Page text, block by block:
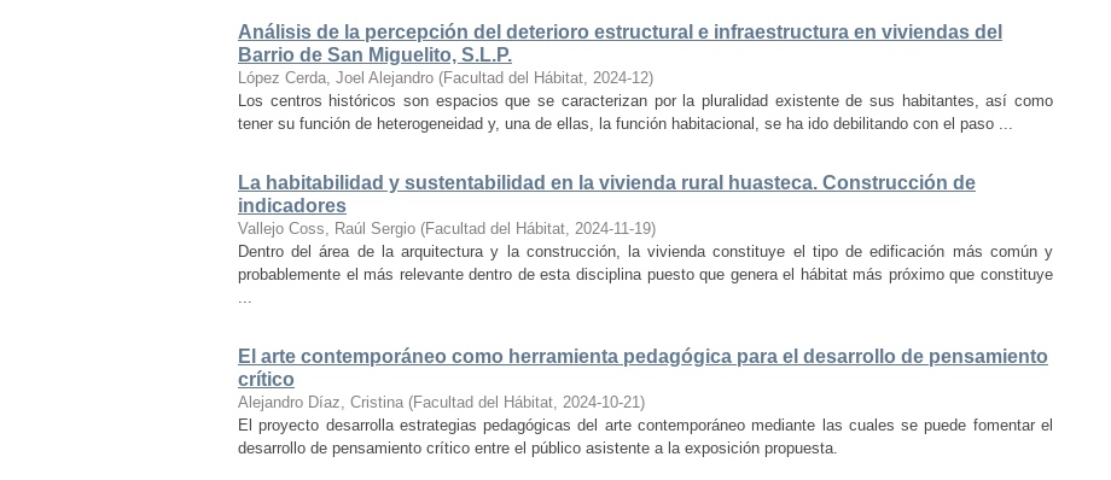
Análisis de la percepción del deterioro estructural e infraestructura en viviendas del
Barrio de San Miguelito, S.L.P.
López Cerda, Joel Alejandro (Facultad del Hábitat, 2024-12)
Los centros históricos son espacios que se caracterizan por la pluralidad existente de sus habitantes, así como
tener su función de heterogeneidad y, una de ellas, la función habitacional, se ha ido debilitando con el paso ...
La habitabilidad y sustentabilidad en la vivienda rural huasteca. Construcción de
indicadores
Vallejo Coss, Raúl Sergio (Facultad del Hábitat, 2024-11-19)
Dentro del área de la arquitectura y la construcción, la vivienda constituye el tipo de edificación más común y
probablemente el más relevante dentro de esta disciplina puesto que genera el hábitat más próximo que constituye
...
El arte contemporáneo como herramienta pedagógica para el desarrollo de pensamiento
crítico
Alejandro Díaz, Cristina (Facultad del Hábitat, 2024-10-21)
El proyecto desarrolla estrategias pedagógicas del arte contemporáneo mediante las cuales se puede fomentar el
desarrollo de pensamiento crítico entre el público asistente a la exposición propuesta.